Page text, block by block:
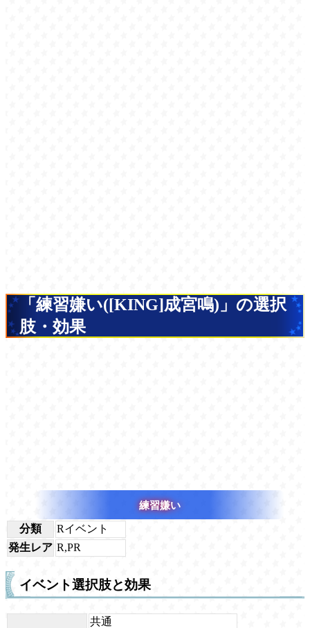
「練習嫌い([KING]成宮鳴)」の選択
肢・効果
練習嫌い
分類
Rイベント
発生レア R,PR
イベント選択肢と効果
共通